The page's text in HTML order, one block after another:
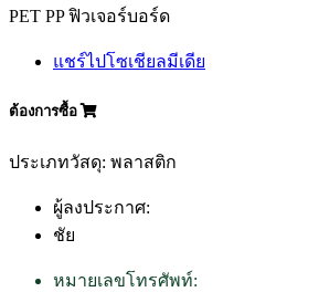
PET PP ฟิวเจอร์บอร์ด
แชร์ไปโซเชียลมีเดีย
ต้องการซื้อ
ประเภทวัสดุ: พลาสติก
ผู้ลงประกาศ:
ชัย
หมายเลขโทรศัพท์: